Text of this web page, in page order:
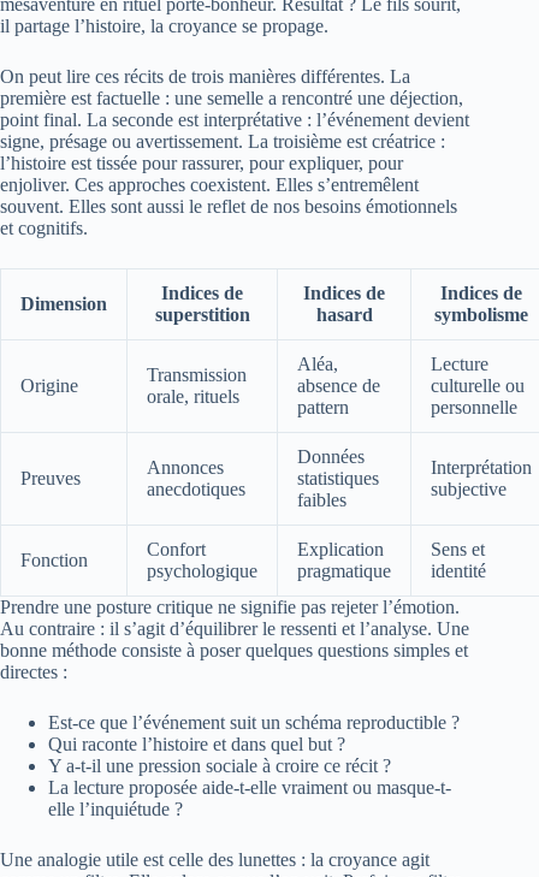
mésaventure en rituel porte-bonheur. Résultat ? Le fils sourit,
il partage l’histoire, la croyance se propage.
On peut lire ces récits de trois manières différentes. La
première est factuelle : une semelle a rencontré une déjection,
point final. La seconde est interprétative : l’événement devient
signe, présage ou avertissement. La troisième est créatrice :
l’histoire est tissée pour rassurer, pour expliquer, pour
enjoliver. Ces approches coexistent. Elles s’entremêlent
souvent. Elles sont aussi le reflet de nos besoins émotionnels
et cognitifs.
Dimension
Indices de
superstition
Indices de
hasard
Indices de
symbolisme
Origine
Transmission
orale, rituels
Aléa,
absence de
pattern
Lecture
culturelle ou
personnelle
Preuves
Annonces
anecdotiques
Données
statistiques
faibles
Interprétation
subjective
Fonction
Confort
psychologique
Explication
pragmatique
Sens et
identité
Prendre une posture critique ne signifie pas rejeter l’émotion.
Au contraire : il s’agit d’équilibrer le ressenti et l’analyse. Une
bonne méthode consiste à poser quelques questions simples et
directes :
Est-ce que l’événement suit un schéma reproductible ?
Qui raconte l’histoire et dans quel but ?
Y a-t-il une pression sociale à croire ce récit ?
La lecture proposée aide-t-elle vraiment ou masque-t-
elle l’inquiétude ?
Une analogie utile est celle des lunettes : la croyance agit